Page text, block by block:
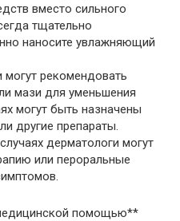
вместо сильного
тщательно
наносите увлажняющий
рекомендовать
мази для уменьшения
могут быть назначены
другие препараты.
дерматологи могут
или пероральные
помощью**